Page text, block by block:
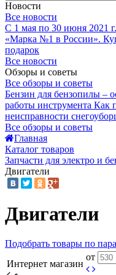
Новости
Все новости
С 1 мая по 30 июня 2021
«Марка №1 в России».
подарок
Все новости
Обзоры и советы
Все обзоры и советы
Бензин для бензопилы –
работы инструмента Как
неисправности
Все обзоры и советы
Главная
Каталог товаров
Запчасти для электро и
Двигатели
Двигатели
Подобрать товары по
Интернет магазин
от